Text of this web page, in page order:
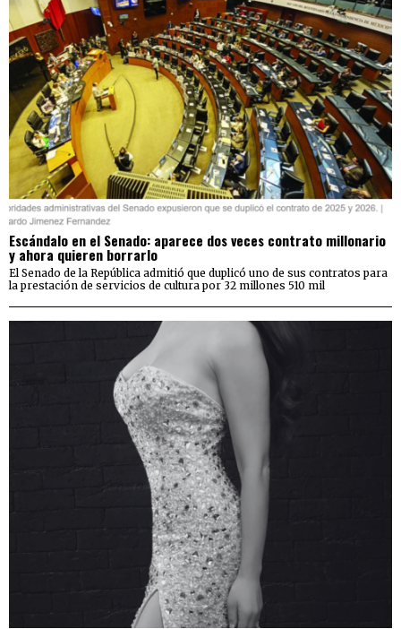
Escándalo en el Senado: aparece dos veces contrato millonario
y ahora quieren borrarlo
El Senado de la República admitió que duplicó uno de sus contratos para
la prestación de servicios de cultura por 32 millones 510 mil